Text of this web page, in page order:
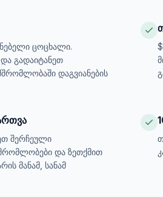
ცოცხალი.
გადაიტანეთ
დაგვიანების
შერჩეული
და ზეთქმით
მანამ, სანამ